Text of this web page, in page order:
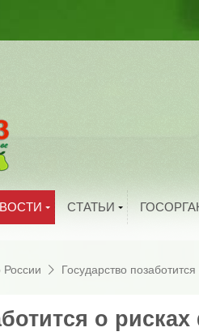
новости
компаний
рынковСТАТЬИ
Грибоводство
Продукты питания
России Государство
о